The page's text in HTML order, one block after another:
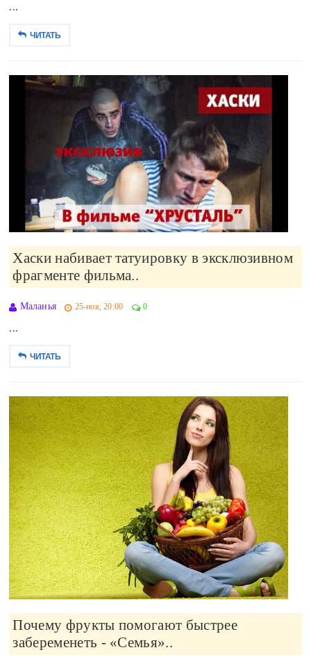
...
ЧИТАТЬ
Хаски набивает татуировку в эксклюзивном
фрагменте фильма..
Маланья 25-ноя, 20:00 0
...
ЧИТАТЬ
Почему фрукты помогают быстрее
забеременеть - «Семья»..